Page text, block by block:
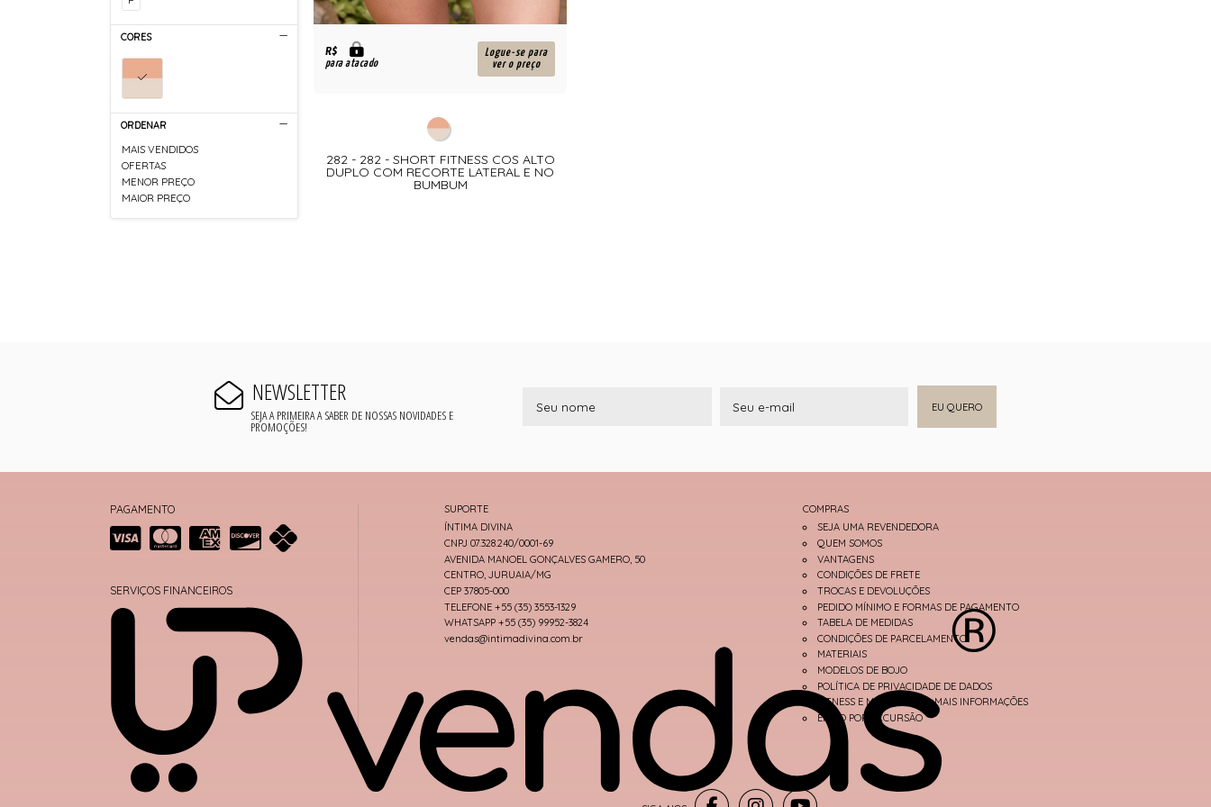
CORES
ORDENAR
MAIS VENDIDOS
OFERTAS
MENOR PREÇO
MAIOR PREÇO
R$
para atacado
Logue-se para
ver o preço
282 - 282 - SHORT FITNESS COS ALTO
DUPLO COM RECORTE LATERAL E NO
BUMBUM
NEWSLETTER
SEJA A PRIMEIRA A SABER DE NOSSAS NOVIDADES E
PROMOÇÕES!
EU QUERO
PAGAMENTO
SERVIÇOS FINANCEIROS
SUPORTE
ÍNTIMA DIVINA
CNPJ 07.328.240/0001-69
AVENIDA MANOEL GONÇALVES GAMERO, 50
CENTRO, JURUAIA/MG
CEP 37805-000
TELEFONE +55 (35) 3553-1329
WHATSAPP +55 (35) 99952-3824
vendas@intimadivina.com.br
COMPRAS
SEJA UMA REVENDEDORA
QUEM SOMOS
VANTAGENS
CONDIÇÕES DE FRETE
TROCAS E DEVOLUÇÕES
PEDIDO MÍNIMO E FORMAS DE PAGAMENTO
TABELA DE MEDIDAS
CONDIÇÕES DE PARCELAMENTO
MATERIAIS
MODELOS DE BOJO
POLÍTICA DE PRIVACIDADE DE DADOS
FITNESS E MODA PRAIA - MAIS INFORMAÇÕES
ENVIO POR EXCURSÃO